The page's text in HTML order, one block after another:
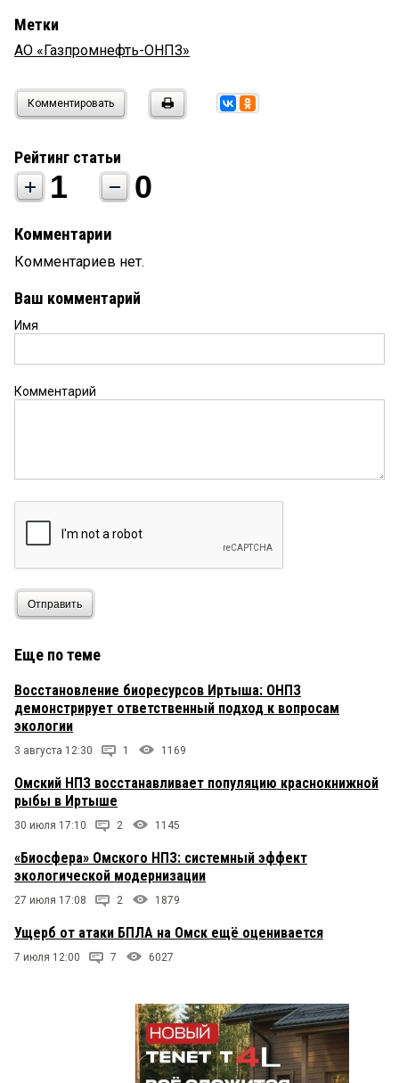
Метки
АО «Газпромнефть-ОНПЗ»
Комментировать
Рейтинг статьи
1 0
Комментарии
Комментариев нет.
Ваш комментарий
Имя
Комментарий
Отправить
Еще по теме
Восстановление биоресурсов Иртыша: ОНПЗ
демонстрирует ответственный подход к вопросам
экологии
3 августа 12:30 1 1169
Омский НПЗ восстанавливает популяцию краснокнижной
рыбы в Иртыше
30 июля 17:10 2 1145
«Биосфера» Омского НПЗ: системный эффект
экологической модернизации
27 июля 17:08 2 1879
Ущерб от атаки БПЛА на Омск ещё оценивается
7 июля 12:00 7 6027